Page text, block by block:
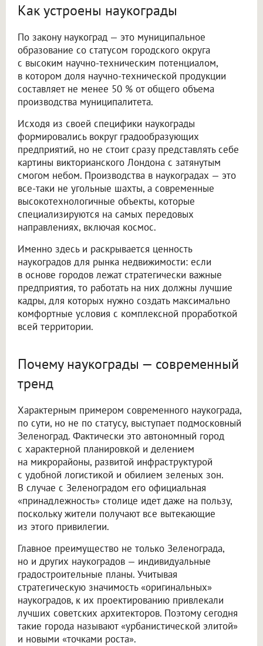
Как устроены наукограды
По закону наукоград — это муниципальное
образование со статусом городского округа
с высоким научно-техническим потенциалом,
в котором доля научно-технической продукции
составляет не менее 50 % от общего объема
производства муниципалитета.
Исходя из своей специфики наукограды
формировались вокруг градообразующих
предприятий, но не стоит сразу представлять себе
картины викторианского Лондона с затянутым
смогом небом. Производства в наукоградах — это
все-таки не угольные шахты, а современные
высокотехнологичные объекты, которые
специализируются на самых передовых
направлениях, включая космос.
Именно здесь и раскрывается ценность
наукоградов для рынка недвижимости: если
в основе городов лежат стратегически важные
предприятия, то работать на них должны лучшие
кадры, для которых нужно создать максимально
комфортные условия с комплексной проработкой
всей территории.
Почему наукограды — современный
тренд
Характерным примером современного наукограда,
по сути, но не по статусу, выступает подмосковный
Зеленоград. Фактически это автономный город
с характерной планировкой и делением
на микрорайоны, развитой инфраструктурой
с удобной логистикой и обилием зеленых зон.
В случае с Зеленоградом его официальная
«принадлежность» столице идет даже на пользу,
поскольку жители получают все вытекающие
из этого привилегии.
Главное преимущество не только Зеленограда,
но и других наукоградов — индивидуальные
градостроительные планы. Учитывая
стратегическую значимость «оригинальных»
наукоградов, к их проектированию привлекали
лучших советских архитекторов. Поэтому сегодня
такие города называют «урбанистической элитой»
и новыми «точками роста».